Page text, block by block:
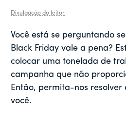
Divulgação do leitor
Você está se perguntando
Black Friday vale a pena?
colocar uma tonelada de
campanha que não
Então, permita-nos resolver
você.